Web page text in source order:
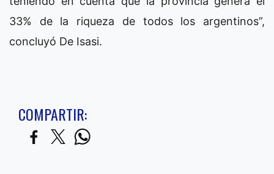
33% de la riqueza de todos los argentinos”,
concluyó De Isasi.
COMPARTIR: